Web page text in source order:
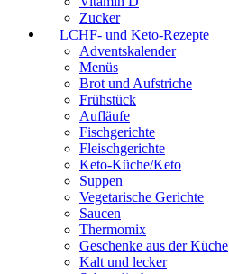
Zucker
LCHF- und Keto-Rezepte
Adventskalender
Menüs
Brot und Aufstriche
Frühstück
Aufläufe
Fischgerichte
Fleischgerichte
Keto-Küche/Keto
Suppen
Vegetarische Gerichte
Saucen
Thermomix
Geschenke aus der Küche
Kalt und lecker